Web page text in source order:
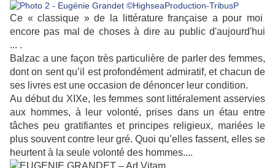
Ce « classique » de la littérature française a pour moi
encore pas mal de choses à dire au public d'aujourd'hui
... .
Balzac a une façon très particulière de parler des femmes,
dont on sent qu’il est profondément admiratif, et chacun de
ses livres est une occasion de dénoncer leur condition.
Au début du XIXe, les femmes sont littéralement asservies
aux hommes, à leur volonté, prises dans un étau entre
tâches peu gratifiantes et principes religieux, mariées le
plus souvent contre leur gré. Quoi qu’elles fassent, elles se
heurtent à la seule volonté des hommes....